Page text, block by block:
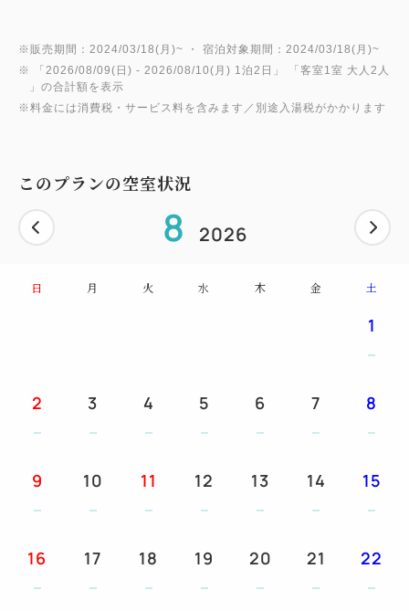
東京から新幹線で50分程にある熱海は
首都圏から程よい距離にあるリゾート地として
一年を通して人気のある温泉地です。
２か所で温泉をお楽しみいただけます。
日の入り後は熱海の温泉街の夜景を眺めながら
新鮮な旬のお造りの他「鮑の踊り焼き」「金目鯛の煮
また全室40平米超の広い客室では
思い思いに過ごすことができます。
飲み物やおつまみが急に欲しくなっても
買い出しもラクラク。お部屋へご自由にお持ち込み頂
けます。
※販売期間：2024/03/18(月)~ ・ 宿泊対象期間：2024/03/18(月)~
※ 「 2026/08/09(日) - 2026/08/10(月) 1泊2日 」 「 客室1室 大人2人
」の合計額を表示
※料金には消費税・サービス料を含みます／別途入湯税がかかります
このプランの空室状況
8 2026
日 月 火 水 木 金 土
1
2 3 4 5 6 7 8
9 10 11 12 13 14 15
16 17 18 19 20 21 22